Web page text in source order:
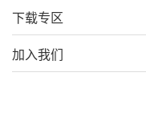
下载专区
加入我们